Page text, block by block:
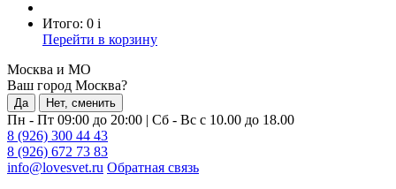
Итого: 0 i
Перейти в корзину
Москва и МО
Ваш город Москва?
Да Нет, сменить
Пн - Пт 09:00 до 20:00 | Сб - Вс с 10.00 до 18.00
8 (926) 300 44 43
8 (926) 672 73 83
info@lovesvet.ru Обратная связь